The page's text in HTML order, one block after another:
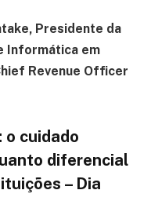
Presidente da
Informática em
Revenue Officer
o cuidado
diferencial
– Dia